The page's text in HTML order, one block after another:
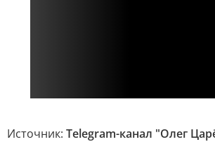
Источник: Telegram-канал "Олег